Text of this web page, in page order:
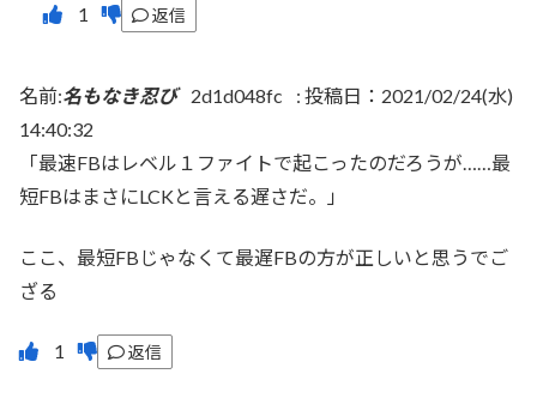
返信
名前:名もなき忍び 2d1d048fc : 投稿日：2021/02/24(水)
14:40:32
「最速FBはレベル１ファイトで起こったのだろうが……最
短FBはまさにLCKと言える遅さだ。」
ここ、最短FBじゃなくて最遅FBの方が正しいと思うでご
ざる
返信